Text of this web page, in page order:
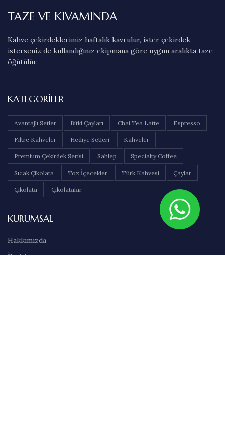
TAZE VE KIVAMINDA
Kahve çekirdeklerimiz haftalık kavrulur, ister çekirdek
isterseniz de kullandığınız ekipmana göre uygun aralıkta taze
öğütülür.
KATEGORILER
Avantajlı Setler Bitki Çayları Chai Tea Latte Espresso
Filtre Kahveler Hediye Setleri Kahveler
Premium Çekirdek Serisi Sahlep Specialty Coffee
Sıcak Çikolata Toz İçecekler Türk Kahvesi Çaylar
Çikolata Çikolatalar
KURUMSAL
Hakkımızda
İletişim